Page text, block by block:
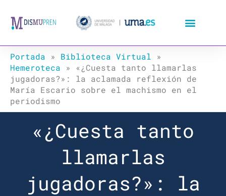
Portada » Biblioteca Virtual »
Hemeroteca » «¿Cuesta tanto llamarlas
jugadoras?»: la aclamada reflexión de
María Escario sobre el machismo en el
periodismo
«¿Cuesta tanto
llamarlas
jugadoras?»: la